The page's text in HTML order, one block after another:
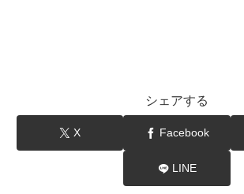
シェアする
X Facebook
LINE